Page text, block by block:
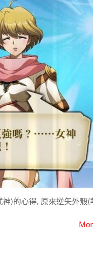
)的心得, 原來逆矢外